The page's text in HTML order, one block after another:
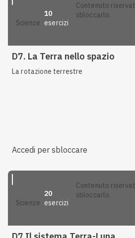
scienze
10
esercizi
contenuto riservato: accedi per
sbloccarlo.
D7. La Terra nello spazio
La rotazione terrestre
Accedi per sbloccare
scienze
20
esercizi
contenuto riservato: accedi per
sbloccarlo.